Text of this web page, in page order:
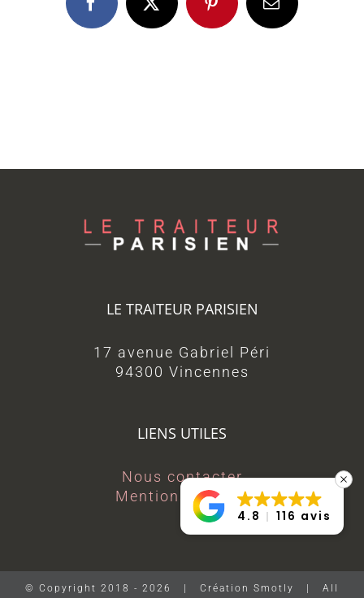
Facebook
X PinterestEmail
LE TRAITEUR PARISIEN
17 avenue Gabriel Péri
94300 Vincennes
LIENS UTILES
Nous contacter
Mentions légales
© Copyright 2018 - 2026 | Création Smotly | All
4.8 116 avis